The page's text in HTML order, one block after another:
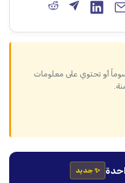
أو تحتوي على معلومات
✨ جديد